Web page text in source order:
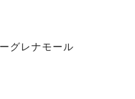
グレナモール